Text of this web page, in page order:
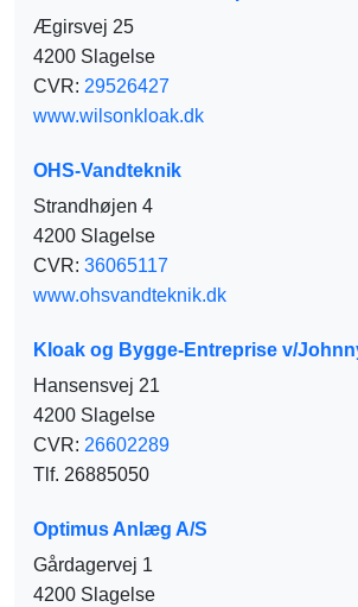
Ægirsvej 25
4200 Slagelse
CVR: 29526427
www.wilsonkloak.dk
OHS-Vandteknik
Strandhøjen 4
4200 Slagelse
CVR: 36065117
www.ohsvandteknik.dk
Kloak og Bygge-Entreprise v/
Hansensvej 21
4200 Slagelse
CVR: 26602289
Tlf. 26885050
Optimus Anlæg A/S
Gårdagervej 1
4200 Slagelse